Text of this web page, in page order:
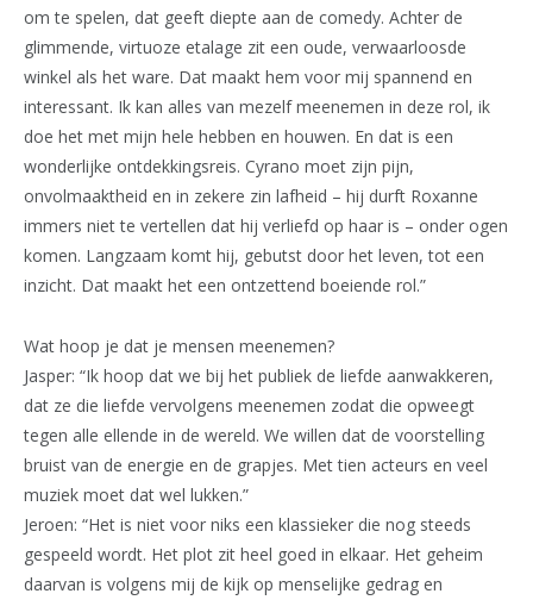
om te spelen, dat geeft diepte aan de comedy. Achter de
glimmende, virtuoze etalage zit een oude, verwaarloosde
winkel als het ware. Dat maakt hem voor mij spannend en
interessant. Ik kan alles van mezelf meenemen in deze rol, ik
doe het met mijn hele hebben en houwen. En dat is een
wonderlijke ontdekkingsreis. Cyrano moet zijn pijn,
onvolmaaktheid en in zekere zin lafheid – hij durft Roxanne
immers niet te vertellen dat hij verliefd op haar is – onder ogen
komen. Langzaam komt hij, gebutst door het leven, tot een
inzicht. Dat maakt het een ontzettend boeiende rol.”
Wat hoop je dat je mensen meenemen?
Jasper: “Ik hoop dat we bij het publiek de liefde aanwakkeren,
dat ze die liefde vervolgens meenemen zodat die opweegt
tegen alle ellende in de wereld. We willen dat de voorstelling
bruist van de energie en de grapjes. Met tien acteurs en veel
muziek moet dat wel lukken.”
Jeroen: “Het is niet voor niks een klassieker die nog steeds
gespeeld wordt. Het plot zit heel goed in elkaar. Het geheim
daarvan is volgens mij de kijk op menselijke gedrag en